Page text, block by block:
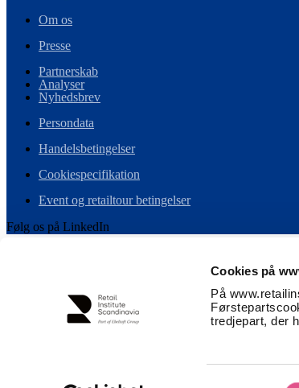
Cookies på
På
tredjepart, der
Om os
Presse
Partnerskab
Analyser
Nyhedsbrev
Persondata
Handelsbetingelser
Cookiespecifikation
Event og retailtour betingelser
Følg os på LinkedIn
Vi er det skandinaviske medlem i Ebeltoft Group – et